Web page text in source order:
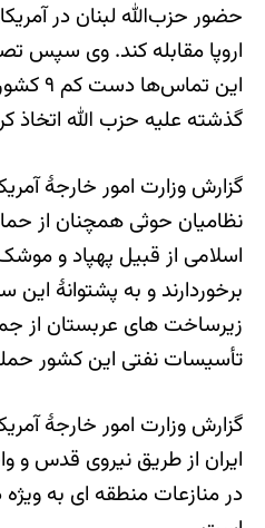
حضور حزب‌الله لبنان در
اروپا مقابله کند. وی سپس
این
گذشته علیه حزب الله اتخاذ
گزارش وزارت امور خارجۀ
نظامیان حوثی همچنان از
اسلامی از قبیل پهپاد و
برخوردارند و به پشتوانۀ
زیرساخت های عربستان از
تأسیسات نفتی این کشور
گزارش وزارت امور خارجۀ
ایران از طریق نیروی قدس و
در منازعات منطقه ای به